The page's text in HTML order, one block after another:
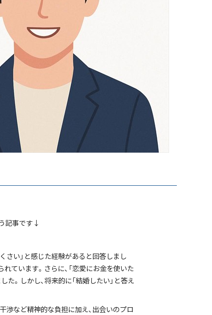
記事です↓
さい」と感じた経験があると回答しまし
ています。さらに、「恋愛にお金を使いた
。しかし、将来的に「結婚したい」と答え
渉など精神的な負担に加え、出会いのプロ